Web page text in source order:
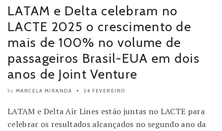
LATAM e Delta celebram no
LACTE 2025 o crescimento de
mais de 100% no volume de
passageiros Brasil-EUA em dois
anos de Joint Venture
by MARCELA MIRANDA 24 FEVEREIRO
LATAM e Delta Air Lines estão juntas no LACTE para
celebrar os resultados alcançados no segundo ano da